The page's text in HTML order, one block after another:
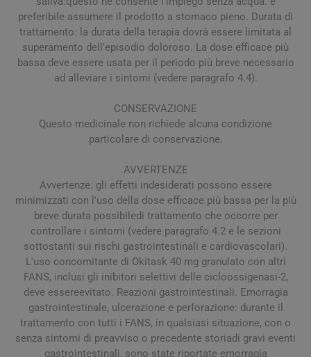
preferibile assumere il prodotto a stomaco pieno. Durata di
trattamento: la durata della terapia dovrà essere limitata al
superamento dell'episodio doloroso. La dose efficace più
bassa deve essere usata per il periodo più breve necessario
ad alleviare i sintomi (vedere paragrafo 4.4).
CONSERVAZIONE
Questo medicinale non richiede alcuna condizione
particolare di conservazione.
AVVERTENZE
Avvertenze: gli effetti indesiderati possono essere
minimizzati con l'uso della dose efficace più bassa per la più
breve durata possibiledi trattamento che occorre per
controllare i sintomi (vedere paragrafo 4.2 e le sezioni
sottostanti sui rischi gastrointestinali e cardiovascolari).
L'uso concomitante di Okitask 40 mg granulato con altri
FANS, inclusi gli inibitori selettivi delle cicloossigenasi-2,
deve essereevitato. Reazioni gastrointestinali. Emorragia
gastrointestinale, ulcerazione e perforazione: durante il
trattamento con tutti i FANS, in qualsiasi situazione, con o
senza sintomi di preavviso o precedente storiadi gravi eventi
gastrointestinali, sono state riportate emorragia